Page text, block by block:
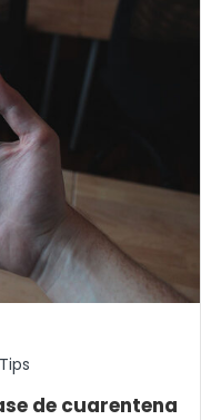
Tips
de cuarentena